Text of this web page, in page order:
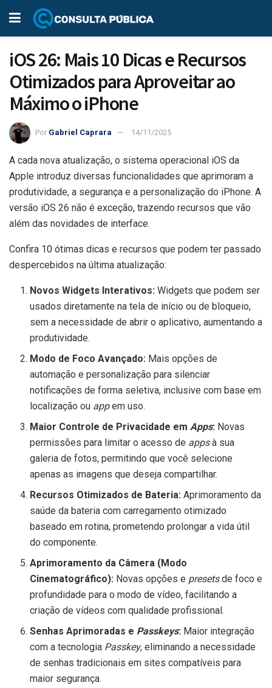
iOS 26: Mais 10 Dicas e Recursos
Otimizados para Aproveitar ao
Máximo o iPhone
Por Gabriel Caprara 14/11/2025
A cada nova atualização, o sistema operacional iOS da
Apple introduz diversas funcionalidades que aprimoram a
produtividade, a segurança e a personalização do iPhone. A
versão iOS 26 não é exceção, trazendo recursos que vão
além das novidades de interface.
Confira 10 ótimas dicas e recursos que podem ter passado
despercebidos na última atualização:
Novos Widgets Interativos: Widgets que podem ser
usados diretamente na tela de início ou de bloqueio,
sem a necessidade de abrir o aplicativo, aumentando a
produtividade.
Modo de Foco Avançado: Mais opções de
automação e personalização para silenciar
notificações de forma seletiva, inclusive com base em
localização ou appem uso.
Maior Controle de Privacidade em Apps: Novas
permissões para limitar o acesso de appsà sua
galeria de fotos, permitindo que você selecione
apenas as imagens que deseja compartilhar.
Recursos Otimizados de Bateria: Aprimoramento da
saúde da bateria com carregamento otimizado
baseado em rotina, prometendo prolongar a vida útil
do componente.
Aprimoramento da Câmera (Modo
Cinematográfico): Novas opções e presetsde foco e
profundidade para o modo de vídeo, facilitando a
criação de vídeos com qualidade profissional.
Senhas Aprimoradas e Passkeys: Maior integração
com a tecnologia Passkey, eliminando a necessidade
de senhas tradicionais em sites compatíveis para
maior segurança.